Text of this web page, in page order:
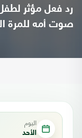
رد فعل مؤثر
صوت أمه للمرة
اليوم
الأحد